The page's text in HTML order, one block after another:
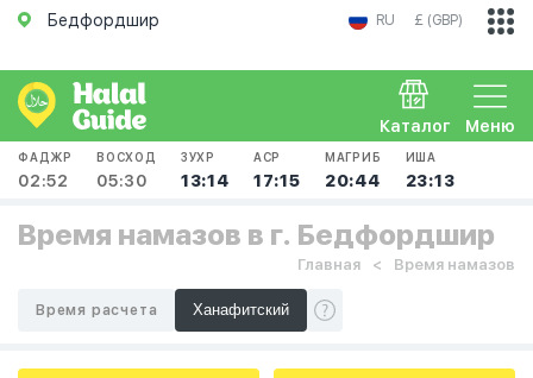
Бедфордшир RU £ (GBP)
Меню
Каталог
ФАДЖР
02:52
ВОСХОД
05:30
ЗУХР
13:14
АСР
17:15
МАГРИБ
20:44
ИША
23:13
Время намазов в г. Бедфордшир
Главная Время намазов
Время расчета